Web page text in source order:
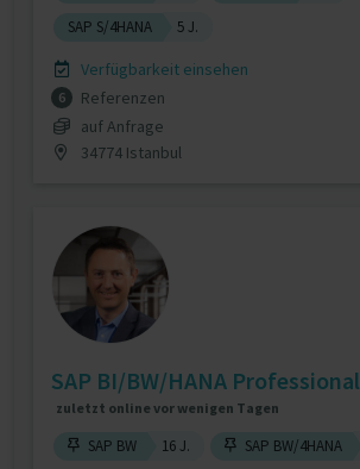
SAP S/4HANA
5 J.
Verfügbarkeit einsehen
6
Referenzen
auf Anfrage
34774 Istanbul
SAP BI/BW/HANA Professional
zuletzt online vor wenigen Tagen
SAP BW 16 J. SAP BW/4HANA